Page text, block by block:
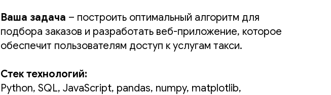
Ваша задача – построить оптимальный алгоритм для
подбора заказов и разработать веб-приложение, которое
обеспечит пользователям доступ к услугам такси.
Стек технологий:
Python, SQL, JavaScript, pandas, numpy, matplotlib,